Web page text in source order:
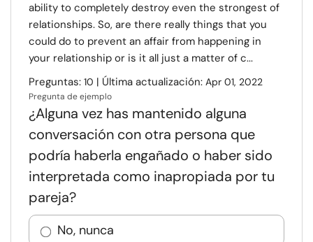
ability to completely destroy even the strongest of
relationships. So, are there really things that you
could do to prevent an affair from happening in
your relationship or is it all just a matter of c...
Preguntas: 10 | Última actualización: Apr 01, 2022
Pregunta de ejemplo
¿Alguna vez has mantenido alguna
conversación con otra persona que
podría haberla engañado o haber sido
interpretada como inapropiada por tu
pareja?
No, nunca